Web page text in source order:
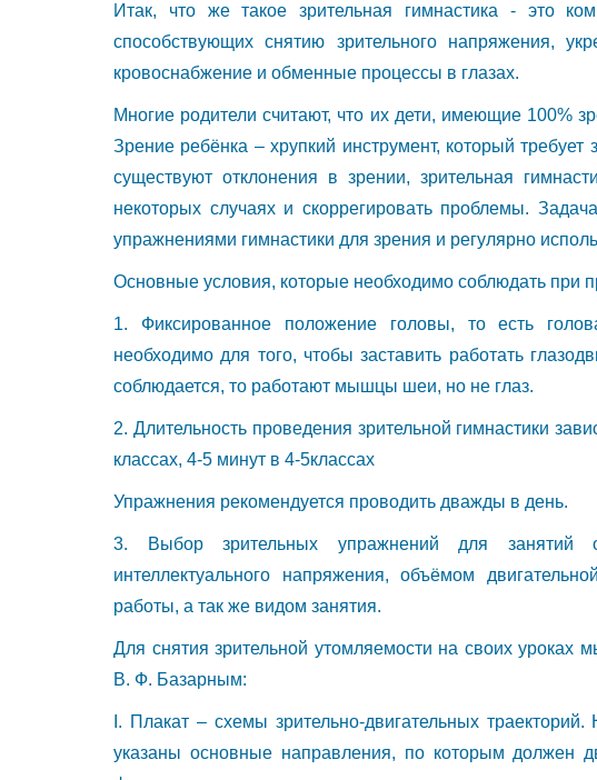
Итак, что же такое зрительная гимнастика - это
способствующих снятию зрительного напряжения,
кровоснабжение и обменные процессы в глазах.
Многие родители считают, что их дети, имеющие 100%
Зрение ребёнка – хрупкий инструмент, который
существуют отклонения в зрении, зрительная
некоторых случаях и скоррегировать проблемы.
упражнениями гимнастики для зрения и регулярно
Основные условия, которые необходимо соблюдать при
1. Фиксированное положение головы, то есть
необходимо для того, чтобы заставить работать
соблюдается, то работают мышцы шеи, но не глаз.
2. Длительность проведения зрительной гимнастики
классах, 4-5 минут в 4-5классах
Упражнения рекомендуется проводить дважды в день.
3. Выбор зрительных упражнений для занятий
интеллектуального напряжения, объёмом
работы, а так же видом занятия.
Для снятия зрительной утомляемости на своих уроках
В. Ф. Базарным:
I. Плакат – схемы зрительно-двигательных
указаны основные направления, по которым должен